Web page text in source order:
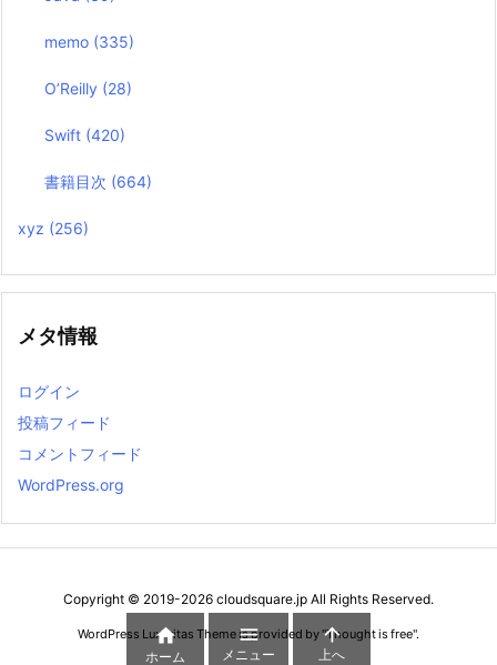
memo (335)
O’Reilly (28)
Swift (420)
書籍目次 (664)
xyz (256)
メタ情報
ログイン
投稿フィード
コメントフィード
WordPress.org
Copyright © 2019-2026 cloudsquare.jp All Rights Reserved.
WordPress Luxeritas Theme is provided by "Thought is free".

ホーム

メニュー

上へ